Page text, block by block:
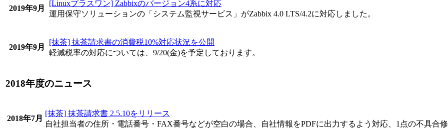
2019年9月
[Linuxプラスワン] Zabbixのバージョン4系に対応
運用保守ソリューションの「システム監視サービス」がZabbix 4.0 LTS/4.2に対応しました。
2019年9月
[抹茶] 抹茶請求書の消費税10%対応状況を公開
軽減税率の対応については、9/20(金)を予定しております。
2018年度のニュース
2018年7月
[抹茶] 抹茶請求書 2.5.10をリリース
自社担当者の住所・電話番号・FAX番号などが空白の場合、自社情報をPDFに出力するよう対応、1点の不具合修